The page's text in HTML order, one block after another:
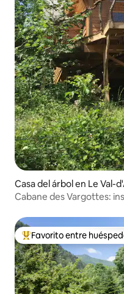
Casa del árbol en Le Val-
Cabane des Vargottes:
De los mejores en
Favorito entre